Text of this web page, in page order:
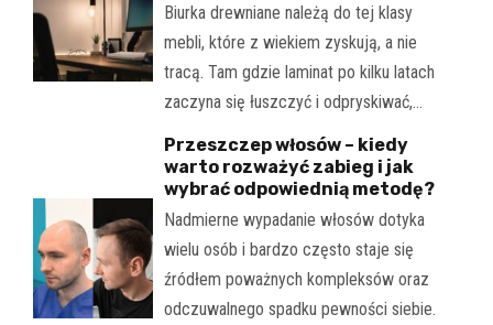
Biurka drewniane należą do tej klasy
mebli, które z wiekiem zyskują, a nie
tracą. Tam gdzie laminat po kilku latach
zaczyna się łuszczyć i odpryskiwać,…
Przeszczep włosów – kiedy
warto rozważyć zabieg i jak
wybrać odpowiednią metodę?
Nadmierne wypadanie włosów dotyka
wielu osób i bardzo często staje się
źródłem poważnych kompleksów oraz
odczuwalnego spadku pewności siebie.